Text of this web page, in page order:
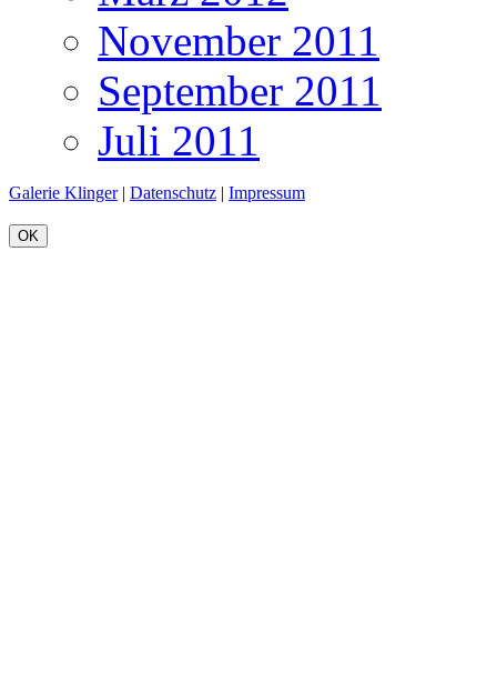
November 2011
September 2011
Juli 2011
Galerie Klinger| Datenschutz | Impressum
OK